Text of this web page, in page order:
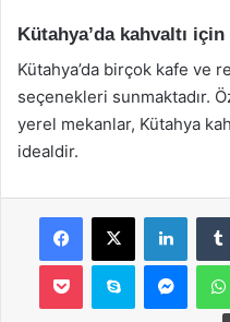
Kütahya’da kahvaltı
Kütahya’da birçok kafe ve
seçenekleri sunmaktadır.
yerel mekanlar, Kütahya
idealdir.
Facebook
X
Pocket Skype